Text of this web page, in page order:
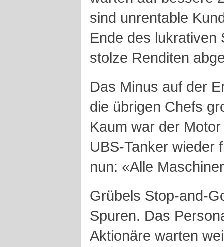
sind unrentable
Ende des lukrativen
stolze Renditen
Das Minus auf der
die übrigen Chefs
Kaum war der
UBS-Tanker wieder
nun: «Alle
Grübels Stop-and-
Spuren. Das
Aktionäre warten